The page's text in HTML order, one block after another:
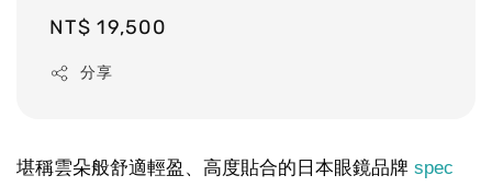
Regular
NT$ 19,500
分享
堪稱雲朵般舒適輕盈、高度貼合的日本眼鏡品牌 spec